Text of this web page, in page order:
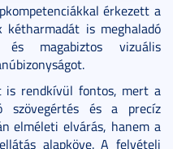
érkezett a
kétharmadát is meghaladó
és magabiztos vizuális
is rendkívül fontos, mert a
szövegértés és a precíz
elméleti elvárás, hanem a
alapköve. A felvételi